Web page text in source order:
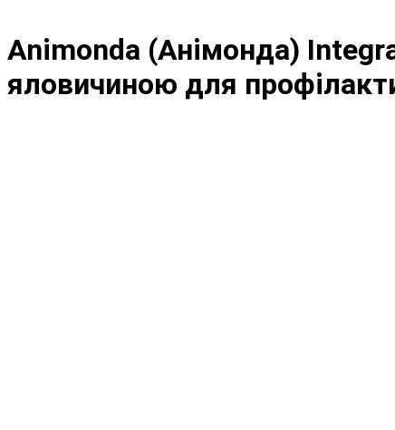
Animonda (Анімонда)
яловичиною для